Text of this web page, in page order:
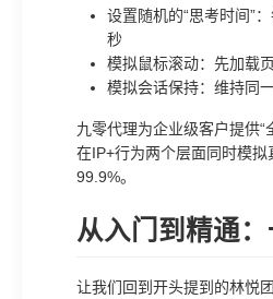
设置随机的“思考时间”
秒
模拟鼠标滚动：先加载
模拟会话保持：维持同
九零代理为企业级客户提供“
在IP+行为两个层面同时模
99.9%。
从入门到精通
让我们回到开头提到的林悦